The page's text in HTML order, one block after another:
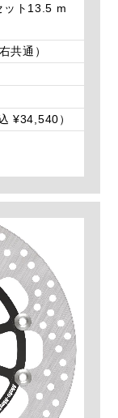
ット13.5 m
共通）
¥34,540）